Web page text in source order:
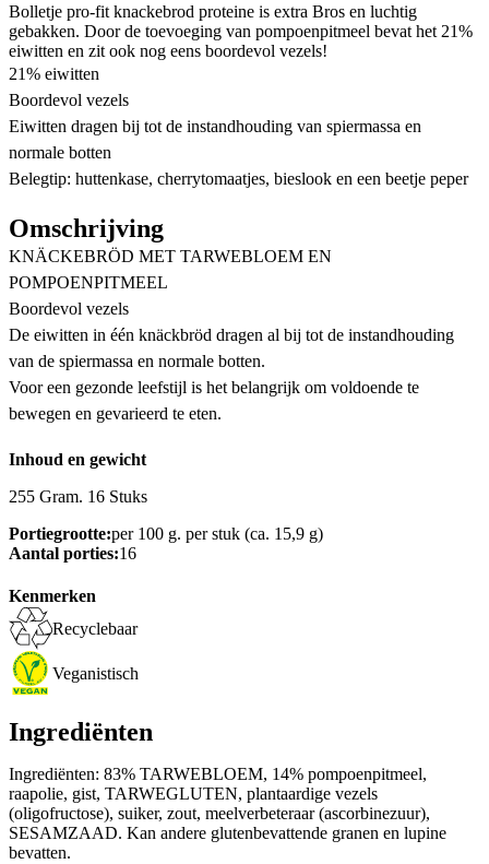
Bolletje pro-fit knackebrod proteine is extra Bros en luchtig
gebakken. Door de toevoeging van pompoenpitmeel bevat het 21%
eiwitten en zit ook nog eens boordevol vezels!
21% eiwitten
Boordevol vezels
Eiwitten dragen bij tot de instandhouding van spiermassa en
normale botten
Belegtip: huttenkase, cherrytomaatjes, bieslook en een beetje peper
Omschrijving
KNÄCKEBRÖD MET TARWEBLOEM EN
POMPOENPITMEEL
Boordevol vezels
De eiwitten in één knäckbröd dragen al bij tot de instandhouding
van de spiermassa en normale botten.
Voor een gezonde leefstijl is het belangrijk om voldoende te
bewegen en gevarieerd te eten.
Inhoud en gewicht
255 Gram. 16 Stuks
Portiegrootte:per 100 g. per stuk (ca. 15,9 g)
Aantal porties:16
Kenmerken
Recyclebaar
Veganistisch
Ingrediënten
Ingrediënten: 83% TARWEBLOEM, 14% pompoenpitmeel,
raapolie, gist, TARWEGLUTEN, plantaardige vezels
(oligofructose), suiker, zout, meelverbeteraar (ascorbinezuur),
SESAMZAAD. Kan andere glutenbevattende granen en lupine
bevatten.